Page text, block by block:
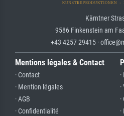
Kärntner
9586 Finkenstein am
+43 4257 29415 ·
Mentions légales & Contact
· Contact
· Mention légales
· AGB
· Confidentialité